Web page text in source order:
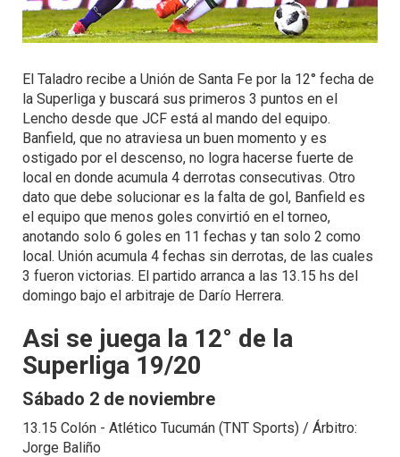
El Taladro recibe a Unión de Santa Fe por la 12° fecha de
la Superliga y buscará sus primeros 3 puntos en el
Lencho desde que JCF está al mando del equipo.
Banfield, que no atraviesa un buen momento y es
ostigado por el descenso, no logra hacerse fuerte de
local en donde acumula 4 derrotas consecutivas. Otro
dato que debe solucionar es la falta de gol, Banfield es
el equipo que menos goles convirtió en el torneo,
anotando solo 6 goles en 11 fechas y tan solo 2 como
local. Unión acumula 4 fechas sin derrotas, de las cuales
3 fueron victorias. El partido arranca a las 13.15 hs del
domingo bajo el arbitraje de Darío Herrera.
Asi se juega la 12° de la
Superliga 19/20
Sábado 2 de noviembre
13.15 Colón - Atlético Tucumán (TNT Sports) / Árbitro:
Jorge Baliño